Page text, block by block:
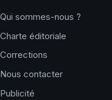
Qui sommes-nous ?
Charte éditoriale
Corrections
Nous contacter
Publicité